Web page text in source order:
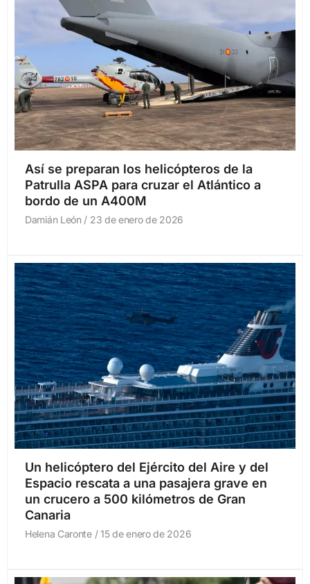
Así se preparan los helicópteros de la
Patrulla ASPA para cruzar el Atlántico a
bordo de un A400M
Damián León 23 de enero de 2026
Un helicóptero del Ejército del Aire y del
Espacio rescata a una pasajera grave en
un crucero a 500 kilómetros de Gran
Canaria
Helena Caronte 15 de enero de 2026